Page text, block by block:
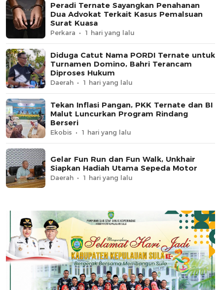
Peradi Ternate Sayangkan Penahanan
Dua Advokat Terkait Kasus Pemalsuan
Surat Kuasa
Perkara 1 hari yang lalu
Diduga Catut Nama PORDI Ternate untuk
Turnamen Domino, Bahri Terancam
Diproses Hukum
Daerah 1 hari yang lalu
Tekan Inflasi Pangan, PKK Ternate dan BI
Malut Luncurkan Program Rindang
Berseri
Ekobis 1 hari yang lalu
Gelar Fun Run dan Fun Walk, Unkhair
Siapkan Hadiah Utama Sepeda Motor
Daerah 1 hari yang lalu